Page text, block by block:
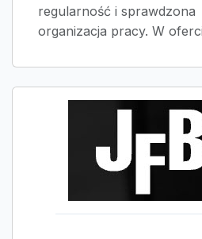
regularność i sprawdzona
organizacja pracy. W